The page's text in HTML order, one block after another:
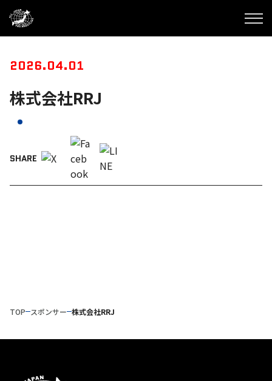
2026.04.01
株式会社RRJ
SHARE
TOP スポンサー 株式会社RRJ